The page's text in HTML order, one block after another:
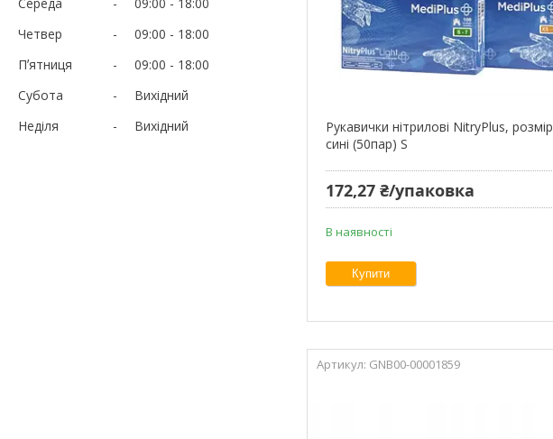
Четвер
09:00
18:00
Пʼятниця
09:00
18:00
Субота
Вихідний
Неділя
Вихідний
Рукавички нітрилові NitryPlus, розмір
сині (50пар) S
172,27 ₴/упаковка
В наявності
Купити
GNB00-00001859